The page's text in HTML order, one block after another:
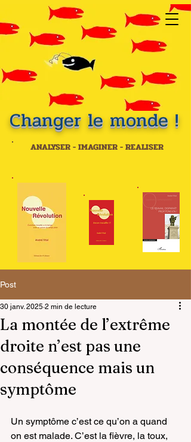
Changer le monde !
ANALYSER - IMAGINER - REALISER
Post
La montée de l’extrême
droite n’est pas une
conséquence mais un
symptôme
30 janv. 2025 2 min de lecture
Un symptôme c’est ce qu’on a quand
on est malade. C’est la fièvre, la toux,